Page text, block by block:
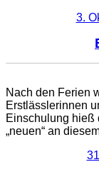
3.
Nach den Ferien
Erstlässlerinnen
Einschulung hieß
„neuen“ an